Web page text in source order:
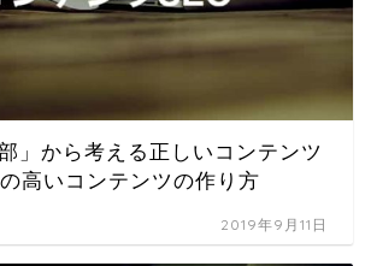
」から考える正しいコンテンツ
高いコンテンツの作り方
2019年9月11日